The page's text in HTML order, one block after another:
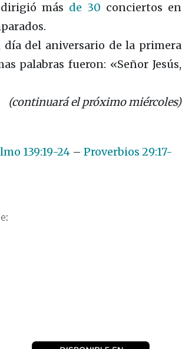
más de 30 conciertos en
día del aniversario de la primera
palabras fueron: «Señor Jesús,
(continuará el próximo miércoles)
139:19-24 – Proverbios 29:17-